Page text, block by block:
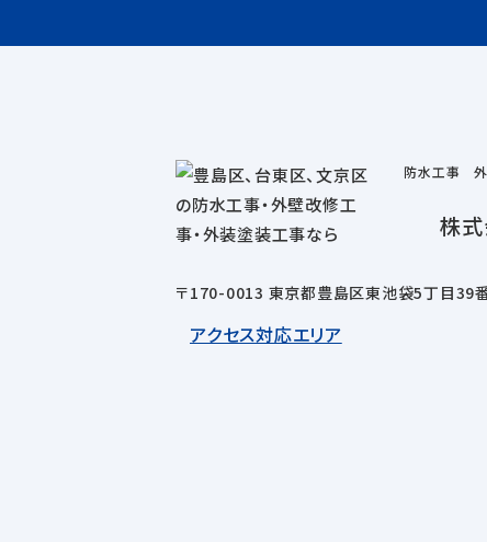
防水工事
株式
〒170-0013 東京都豊島区東池袋5丁目39
アクセス対応エリア